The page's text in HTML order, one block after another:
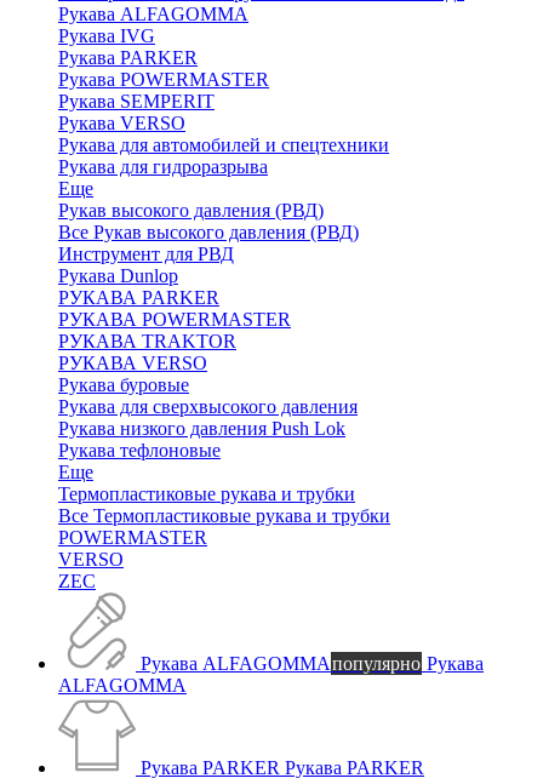
Рукава ALFAGOMMA
Рукава IVG
Рукава PARKER
Рукава POWERMASTER
Рукава SEMPERIT
Рукава VERSO
Рукава для автомобилей и спецтехники
Рукава для гидроразрыва
Еще
Рукав высокого давления (РВД)
Все Рукав высокого давления (РВД)
Инструмент для РВД
Рукава Dunlop
РУКАВА PARKER
РУКАВА POWERMASTER
РУКАВА TRAKTOR
РУКАВА VERSO
Рукава буровые
Рукава для сверхвысокого давления
Рукава низкого давления Push Lok
Рукава тефлоновые
Еще
Термопластиковые рукава и трубки
Все Термопластиковые рукава и трубки
POWERMASTER
VERSO
ZEC
Рукава ALFAGOMMAпопулярно Рукава
ALFAGOMMA
Рукава PARKER Рукава PARKER